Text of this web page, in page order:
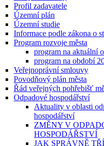
Profil zadavatele
Územní plán
Územní studie
Informace podle zákona o
Program rozvoje města
program na aktuální
program na období
Veřejnoprávní smlouvy
Povodňový plán města
Řád veřejných pohřebišť
Odpadové hospodářství
Aktuality v oblasti
hospodářství
ZMĚNY V
HOSPODÁŘSTVÍ
JAK SPRÁVNĚ